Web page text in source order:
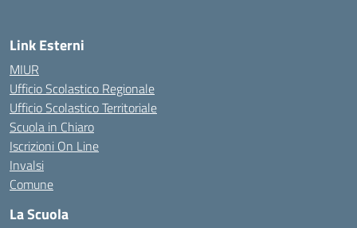
Link Esterni
MIUR
Ufficio Scolastico Regionale
Ufficio Scolastico Territoriale
Scuola in Chiaro
Iscrizioni On Line
Invalsi
Comune
La Scuola